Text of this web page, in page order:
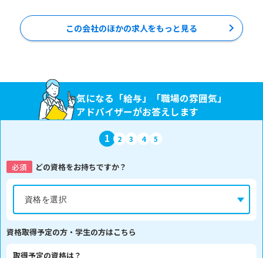
この会社のほかの求人をもっと見る
気になる「給与」「職場の雰囲気」
アドバイザーがお答えします
1 2 3 4 5
必須 どの資格をお持ちですか？
資格取得予定の方・学生の方はこちら
取得予定の資格は？